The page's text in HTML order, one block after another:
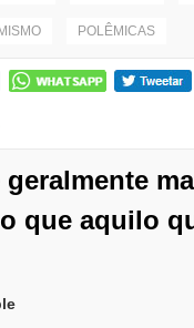
POLÊMICAS
que aquilo